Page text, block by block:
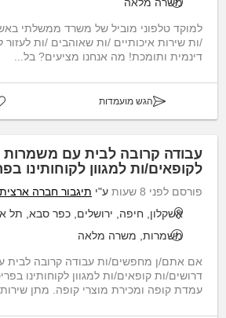
למוקד טלפוני מוביל של משרד ממשלתי
/ות שירות איכותיים /ות
דינמית ותומכת! מה אנחנו מציעים? בל...
הגש מועמדות
עבודה קרובה לבית עם משמרות
לקופאים/ות למגוון לקוחותינו
פורסם לפני 8 שעות ע"י תיגבור חברה
אשקלון, חיפה, ירושלים, כפר סבא, תל
משמרות, משרה מלאה
אם אתם/ן מחפשים/ות עבודה קרובה לבית
דרושים/ות קופאים/ות למגוון לקוחותינו
עמדת קופה ומכירת מוצרי קופה. מתן שירות